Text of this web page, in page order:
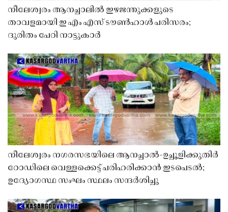
നീലേശ്വരം ആനച്ചാലിൽ ഇഴജന്തുക്കളുടെ
താവളമായി ഇ എം എസ് ടൗൺഹാൾ പരിസരം;
ദുരിതം പേറി നാട്ടുകാർ
നീലേശ്വരം നഗരസഭയിലെ ആനച്ചാൽ-ഉച്ചൂളിക്കുതിർ
റോഡിലെ വെള്ളക്കെട്ട് പരിഹരിക്കാൻ ഇടപെടൽ;
ഉദ്യോഗസ്ഥ സംഘം സ്ഥലം സന്ദർശിച്ചു